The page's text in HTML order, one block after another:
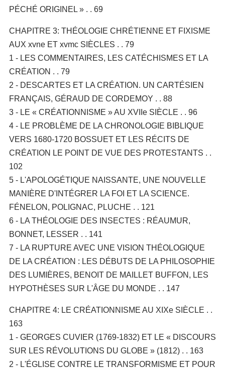
PÉCHÉ ORIGINEL » . . 69
CHAPITRE 3: THÉOLOGIE CHRÉTIENNE ET FIXISME
AUX xvne ET xvmc SIÈCLES . . 79
1 - LES COMMENTAIRES, LES CATÉCHISMES ET LA
CRÉATION . . 79
2 - DESCARTES ET LA CRÉATION. UN CARTÉSIEN
FRANÇAIS, GÉRAUD DE CORDEMOY . . 88
3 - LE « CRÉATIONNISME » AU XVIIe SIÈCLE . . 96
4 - LE PROBLÈME DE LA CHRONOLOGIE BIBLIQUE
VERS 1680-1720 BOSSUET ET LES RÉCITS DE
CRÉATION LE POINT DE VUE DES PROTESTANTS . .
102
5 - L'APOLOGÉTIQUE NAISSANTE, UNE NOUVELLE
MANIÈRE D'INTÉGRER LA FOI ET LA SCIENCE.
FÉNELON, POLIGNAC, PLUCHE . . 121
6 - LA THÉOLOGIE DES INSECTES : RÉAUMUR,
BONNET, LESSER . . 141
7 - LA RUPTURE AVEC UNE VISION THÉOLOGIQUE
DE LA CRÉATION : LES DÉBUTS DE LA PHILOSOPHIE
DES LUMIÈRES, BENOIT DE MAILLET BUFFON, LES
HYPOTHÈSES SUR L'ÂGE DU MONDE . . 147
CHAPITRE 4: LE CRÉATIONNISME AU XIXe SIÈCLE . .
163
1 - GEORGES CUVIER (1769-1832) ET LE « DISCOURS
SUR LES RÉVOLUTIONS DU GLOBE » (1812) . . 163
2 - L'ÉGLISE CONTRE LE TRANSFORMISME ET POUR